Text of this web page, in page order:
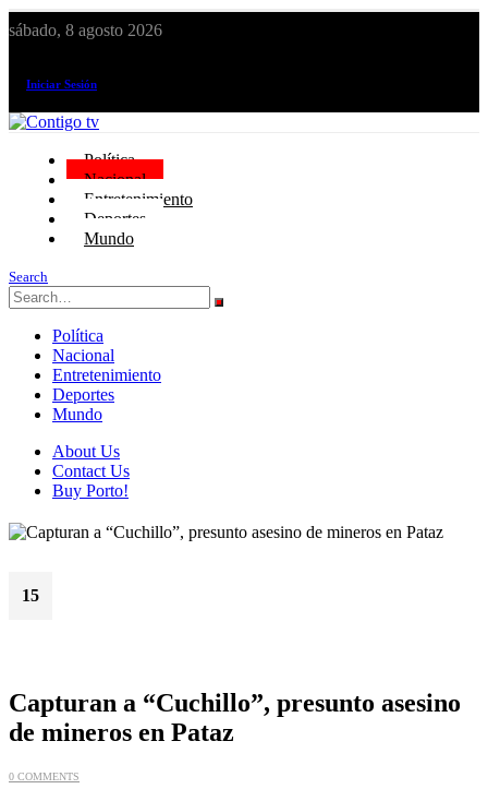
sábado, 8 agosto 2026
Iniciar Sesión
Política
Nacional
Entretenimiento
Deportes
Mundo
Search
Política
Nacional
Entretenimiento
Deportes
Mundo
About Us
Contact Us
Buy Porto!
15
Capturan a “Cuchillo”, presunto asesino
de mineros en Pataz
0 COMMENTS